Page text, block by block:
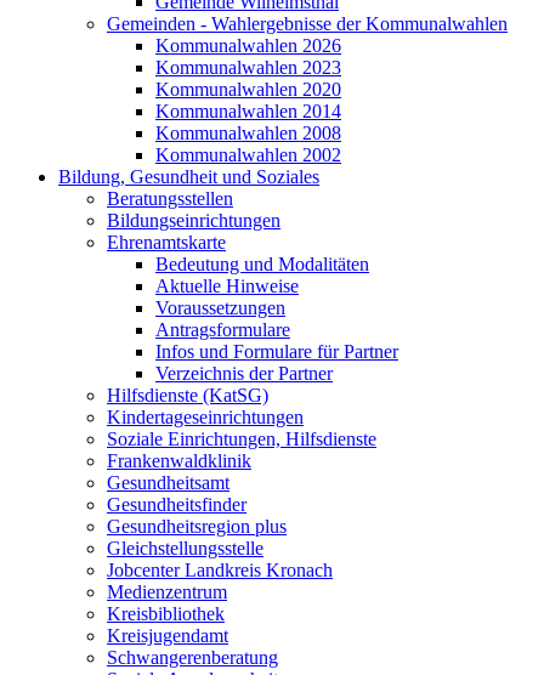
Gemeinden - Wahlergebnisse der Kommunalwahlen
Kommunalwahlen 2026
Kommunalwahlen 2023
Kommunalwahlen 2020
Kommunalwahlen 2014
Kommunalwahlen 2008
Kommunalwahlen 2002
Bildung, Gesundheit und Soziales
Beratungsstellen
Bildungseinrichtungen
Ehrenamtskarte
Bedeutung und Modalitäten
Aktuelle Hinweise
Voraussetzungen
Antragsformulare
Infos und Formulare für Partner
Verzeichnis der Partner
Hilfsdienste (KatSG)
Kindertageseinrichtungen
Soziale Einrichtungen, Hilfsdienste
Frankenwaldklinik
Gesundheitsamt
Gesundheitsfinder
Gesundheitsregion plus
Gleichstellungsstelle
Jobcenter Landkreis Kronach
Medienzentrum
Kreisbibliothek
Kreisjugendamt
Schwangerenberatung